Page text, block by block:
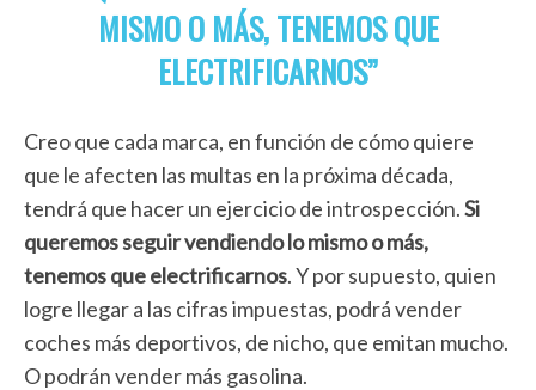
MISMO O MÁS, TENEMOS QUE
ELECTRIFICARNOS”
Creo que cada marca, en función de cómo quiere
que le afecten las multas en la próxima década,
tendrá que hacer un ejercicio de introspección.Si
queremos seguir vendiendo lo mismo o más,
tenemos que electrificarnos. Y por supuesto, quien
logre llegar a las cifras impuestas, podrá vender
coches más deportivos, de nicho, que emitan mucho.
O podrán vender más gasolina.